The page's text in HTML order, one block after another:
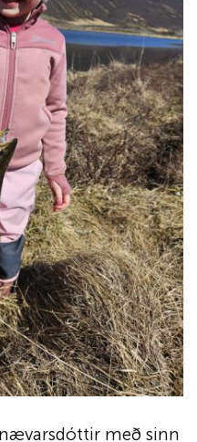
með sinn